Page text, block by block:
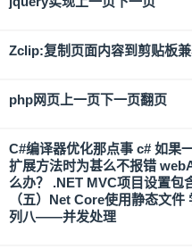
Zclip:复制页面内容到剪贴板
php网页上一页下一页翻页
C#编译器优化那点事 c# 如果
扩展方法时为甚么不报错
么办？ .NET MVC项目设置包
（五）Net Core使用静态文
列八——并发处理